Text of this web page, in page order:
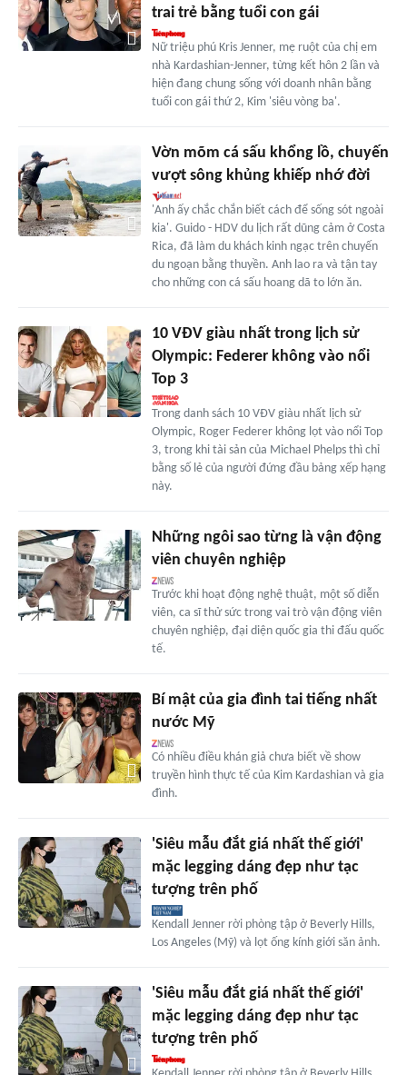
trai trẻ bằng tuổi con gái
Nữ triệu phú Kris Jenner, mẹ ruột của chị em
nhà Kardashian-Jenner, từng kết hôn 2 lần và
hiện đang chung sống với doanh nhân bằng
tuổi con gái thứ 2, Kim 'siêu vòng ba'.
Vờn mõm cá sấu khổng lồ, chuyến
vượt sông khủng khiếp nhớ đời
'Anh ấy chắc chắn biết cách để sống sót ngoài
kia'. Guido - HDV du lịch rất dũng cảm ở Costa
Rica, đã làm du khách kinh ngạc trên chuyến
du ngoạn bằng thuyền. Anh lao ra và tận tay
cho những con cá sấu hoang dã to lớn ăn.
10 VĐV giàu nhất trong lịch sử
Olympic: Federer không vào nổi
Top 3
Trong danh sách 10 VĐV giàu nhất lịch sử
Olympic, Roger Federer không lọt vào nổi Top
3, trong khi tài sản của Michael Phelps thì chỉ
bằng số lẻ của người đứng đầu bảng xếp hạng
này.
Những ngôi sao từng là vận động
viên chuyên nghiệp
Trước khi hoạt động nghệ thuật, một số diễn
viên, ca sĩ thử sức trong vai trò vận động viên
chuyên nghiệp, đại diện quốc gia thi đấu quốc
tế.
Bí mật của gia đình tai tiếng nhất
nước Mỹ
Có nhiều điều khán giả chưa biết về show
truyền hình thực tế của Kim Kardashian và gia
đình.
'Siêu mẫu đắt giá nhất thế giới'
mặc legging dáng đẹp như tạc
tượng trên phố
Kendall Jenner rời phòng tập ở Beverly Hills,
Los Angeles (Mỹ) và lọt ống kính giới săn ảnh.
'Siêu mẫu đắt giá nhất thế giới'
mặc legging dáng đẹp như tạc
tượng trên phố